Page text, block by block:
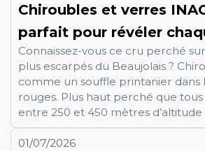
Chiroubles et verres
parfait pour révéler
Connaissez-vous ce cru perché
plus escarpés du Beaujolais ?
comme un souffle printanier dans
rouges. Plus haut perché que tous
entre 250 et 450 mètres d’altitude
01/07/2026